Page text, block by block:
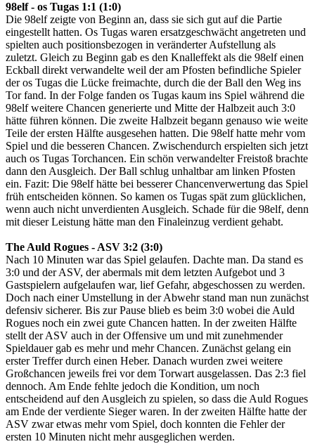
98elf - os Tugas 1:1 (1:0)
Die 98elf zeigte von Beginn an, dass sie sich gut auf die Partie
eingestellt hatten. Os Tugas waren ersatzgeschwächt angetreten und
spielten auch positionsbezogen in veränderter Aufstellung als
zuletzt. Gleich zu Beginn gab es den Knalleffekt als die 98elf einen
Eckball direkt verwandelte weil der am Pfosten befindliche Spieler
der os Tugas die Lücke freimachte, durch die der Ball den Weg ins
Tor fand. In der Folge fanden os Tugas kaum ins Spiel während die
98elf weitere Chancen generierte und Mitte der Halbzeit auch 3:0
hätte führen können. Die zweite Halbzeit begann genauso wie weite
Teile der ersten Hälfte ausgesehen hatten. Die 98elf hatte mehr vom
Spiel und die besseren Chancen. Zwischendurch erspielten sich jetzt
auch os Tugas Torchancen. Ein schön verwandelter Freistoß brachte
dann den Ausgleich. Der Ball schlug unhaltbar am linken Pfosten
ein. Fazit: Die 98elf hätte bei besserer Chancenverwertung das Spiel
früh entscheiden können. So kamen os Tugas spät zum glücklichen,
wenn auch nicht unverdienten Ausgleich. Schade für die 98elf, denn
mit dieser Leistung hätte man den Finaleinzug verdient gehabt.
The Auld Rogues - ASV 3:2 (3:0)
Nach 10 Minuten war das Spiel gelaufen. Dachte man. Da stand es
3:0 und der ASV, der abermals mit dem letzten Aufgebot und 3
Gastspielern aufgelaufen war, lief Gefahr, abgeschossen zu werden.
Doch nach einer Umstellung in der Abwehr stand man nun zunächst
defensiv sicherer. Bis zur Pause blieb es beim 3:0 wobei die Auld
Rogues noch ein zwei gute Chancen hatten. In der zweiten Hälfte
stellt der ASV auch in der Offensive um und mit zunehmender
Spieldauer gab es mehr und mehr Chancen. Zunächst gelang ein
erster Treffer durch einen Heber. Danach wurden zwei weitere
Großchancen jeweils frei vor dem Torwart ausgelassen. Das 2:3 fiel
dennoch. Am Ende fehlte jedoch die Kondition, um noch
entscheidend auf den Ausgleich zu spielen, so dass die Auld Rogues
am Ende der verdiente Sieger waren. In der zweiten Hälfte hatte der
ASV zwar etwas mehr vom Spiel, doch konnten die Fehler der
ersten 10 Minuten nicht mehr ausgeglichen werden.